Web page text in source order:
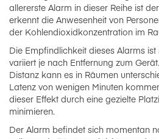
allererste Alarm in dieser Reihe ist
erkennt die Anwesenheit von
der Kohlendioxidkonzentration im
Die Empfindlichkeit dieses Alarms
variiert je nach Entfernung zum
Distanz kann es in Räumen
Latenz von wenigen Minuten
dieser Effekt durch eine gezielte
minimieren.
Der Alarm befindet sich momentan